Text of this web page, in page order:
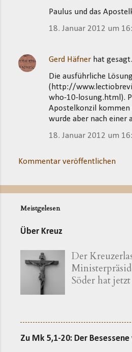
e
n
Paulus und das
18. Januar 2012 um
Gerd Häfner hat
Die ausführliche
(http://
who-10-losung.html).
Apostelkonzil
wurde aber nach einer
18. Januar 2012 um
Kommentar veröffentlichen
Meistgelesen
Über Kreuz
Der
Söder hat
Der
erkennen. Die
Zu Mk 5,1-20: Der